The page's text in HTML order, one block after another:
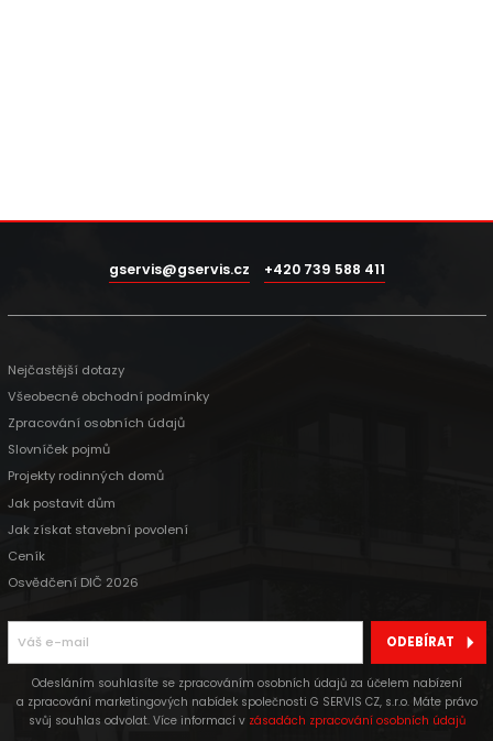
gservis@gservis.cz +420 739 588 411
Nejčastější dotazy
Všeobecné obchodní podmínky
Zpracování osobních údajů
Slovníček pojmů
Projekty rodinných domů
Jak postavit dům
Jak získat stavební povolení
Ceník
Osvědčení DIČ 2026
ODEBÍRAT
Odesláním souhlasíte se zpracováním osobních údajů za účelem nabízení
a zpracování marketingových nabídek společnosti G SERVIS CZ, s.r.o. Máte právo
svůj souhlas odvolat. Více informací v zásadách zpracování osobních údajů